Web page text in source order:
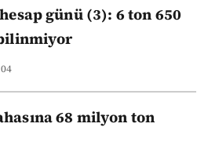
günü (3): 6 ton 650
68 milyon ton